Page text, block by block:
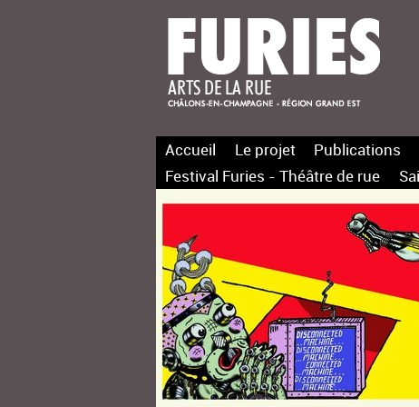
Accueil Le projet Publications
Festival Furies - Théâtre de rue